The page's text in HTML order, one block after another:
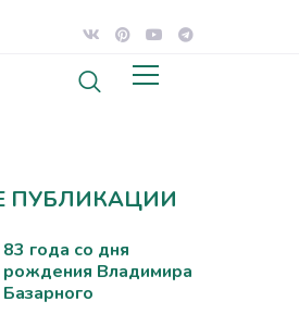
ПУБЛИКАЦИИ
83 года со дня
рождения Владимира
Базарного